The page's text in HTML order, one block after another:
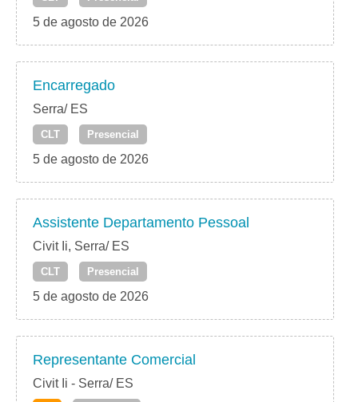
5 de agosto de 2026
Encarregado
Serra/ ES
CLT Presencial
5 de agosto de 2026
Assistente Departamento Pessoal
Civit Ii, Serra/ ES
CLT Presencial
5 de agosto de 2026
Representante Comercial
Civit Ii - Serra/ ES